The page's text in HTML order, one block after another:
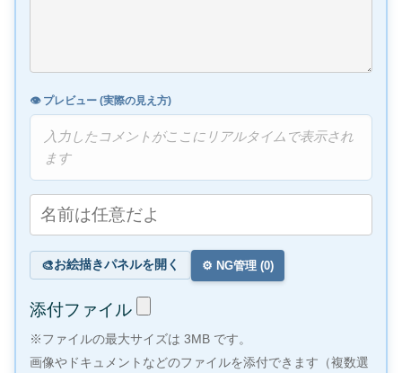
👁️ プレビュー (実際の見え方)
入力したコメントがここにリアルタイムで表示され
ます
🎨お絵描きパネルを開く ⚙️ NG管理 (0)
添付ファイル
※ファイルの最大サイズは 3MB です。
画像やドキュメントなどのファイルを添付できます（複数選